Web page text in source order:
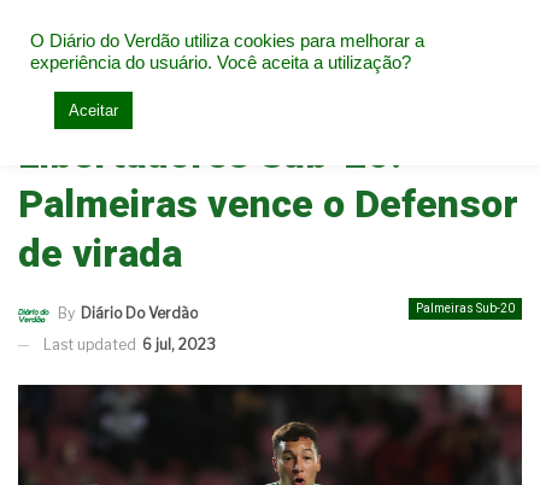
Home Base do Palmeiras
Libertadores Sub-20:
Palmeiras vence o Defensor
de virada
Palmeiras Sub-20
By Diário Do Verdão
Last updated 6 jul, 2023
O Diário do Verdão utiliza cookies para melhorar a
experiência do usuário. Você aceita a utilização?
Aceitar